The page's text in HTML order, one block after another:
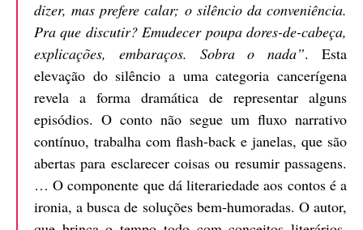
dizer, mas prefere calar; o silêncio da conveniência.
Pra que discutir? Emudecer poupa dores-de-cabeça,
explicações, embaraços. Sobra o nada”. Esta
elevação do silêncio a uma categoria cancerígena
revela a forma dramática de representar alguns
episódios. O conto não segue um fluxo narrativo
contínuo, trabalha com flash-back e janelas, que são
abertas para esclarecer coisas ou resumir passagens.
… O componente que dá literariedade aos contos é a
ironia, a busca de soluções bem-humoradas. O autor,